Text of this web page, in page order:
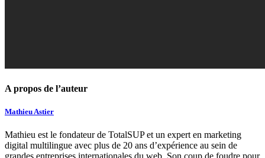
A propos de l’auteur
Mathieu Astier
Mathieu est le fondateur de TotalSUP et un expert en marketing
digital multilingue avec plus de 20 ans d’expérience au sein de